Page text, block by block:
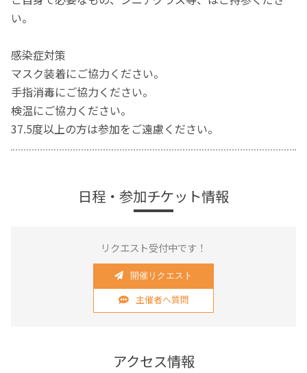
い。
感染症対策
マスク装着にご協力ください。
手指消毒にご協力ください。
検温にご協力ください。
37.5度以上の方は参加をご遠慮ください。
日程・参加チケット情報
リクエスト受付中です！
開催リクエスト
主催者へ質問
アクセス情報